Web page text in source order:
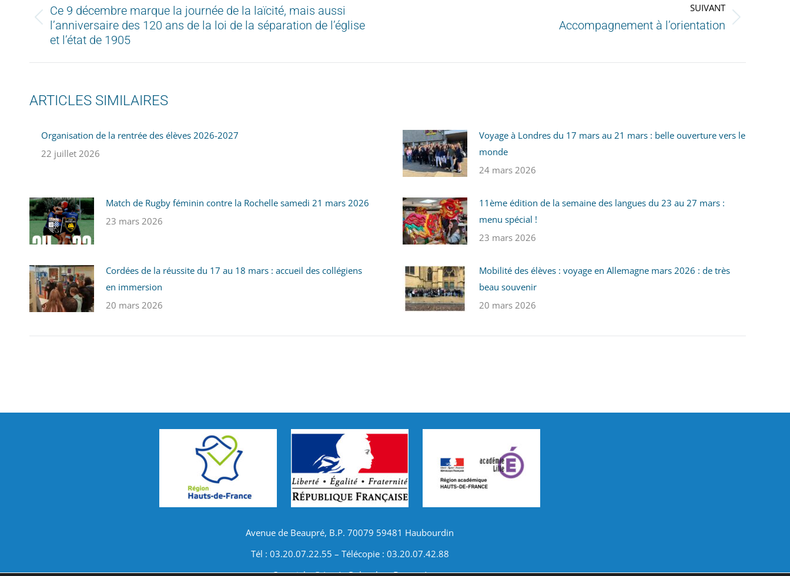
Ce 9 décembre marque la journée de la laïcité, mais aussi
l’anniversaire des 120 ans de la loi de la séparation de l’église
et l’état de 1905
SUIVANT
Accompagnement à l’orientation
ARTICLES SIMILAIRES
Organisation de la rentrée des élèves 2026-2027
22 juillet 2026
Voyage à Londres du 17 mars au 21 mars : belle ouverture vers le
monde
24 mars 2026
Match de Rugby féminin contre la Rochelle samedi 21 mars 2026
23 mars 2026
11ème édition de la semaine des langues du 23 au 27 mars :
menu spécial !
23 mars 2026
Cordées de la réussite du 17 au 18 mars : accueil des collégiens
en immersion
20 mars 2026
Mobilité des élèves : voyage en Allemagne mars 2026 : de très
beau souvenir
20 mars 2026
Avenue de Beaupré, B.P. 70079 59481 Haubourdin
Tél : 03.20.07.22.55 – Télécopie : 03.20.07.42.88